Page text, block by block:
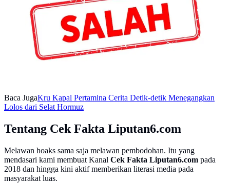
Baca JugaKru Kapal Pertamina Cerita Detik-detik Menegangkan
Lolos dari Selat Hormuz
Tentang Cek Fakta Liputan6.com
Melawan hoaks sama saja melawan pembodohan. Itu yang
mendasari kami membuat Kanal Cek Fakta Liputan6.com pada
2018 dan hingga kini aktif memberikan literasi media pada
masyarakat luas.